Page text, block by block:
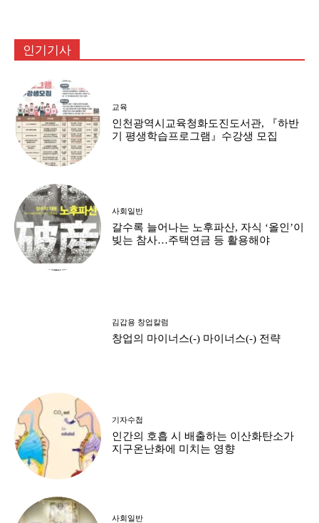
인기기사
교육
인천광역시교육청화도진도서관, 『하반
기 평생학습프로그램』수강생 모집
사회일반
갈수록 늘어나는 노후파산, 자식 ‘올인’이
빚는 참사…주택연금 등 활용해야
김갑용 창업칼럼
창업의 마이너스(-) 마이너스(-) 전략
기자수첩
인간의 호흡 시 배출하는 이산화탄소가
지구온난화에 미치는 영향
사회일반